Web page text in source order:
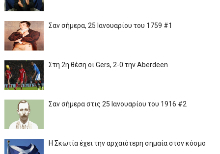
Σαν σήμερα, 25 Ιανουαρίου του 1759 #1
Στη 2η θέση οι Gers, 2-0 την Aberdeen
Σαν σήμερα στις 25 Ιανουαρίου του 1916 #2
Η Σκωτία έχει την αρχαιότερη σημαία στον κόσμο